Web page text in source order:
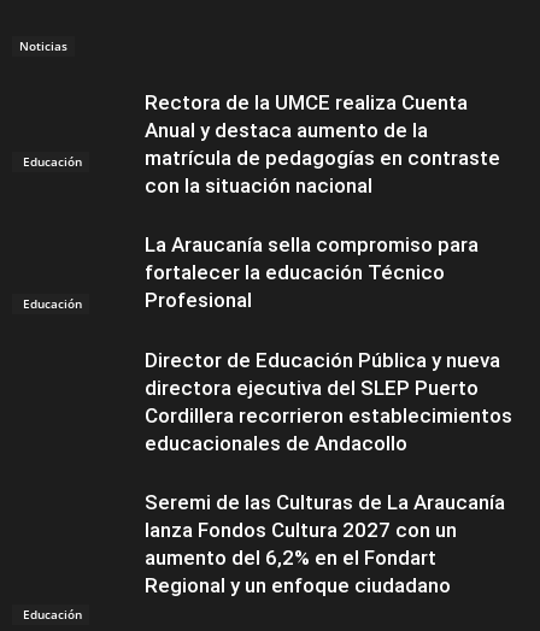
Noticias
Educación
Rectora de la UMCE realiza Cuenta
Anual y destaca aumento de la
matrícula de pedagogías en contraste
con la situación nacional
Educación
La Araucanía sella compromiso para
fortalecer la educación Técnico
Profesional
Educación
Director de Educación Pública y nueva
directora ejecutiva del SLEP Puerto
Cordillera recorrieron establecimientos
educacionales de Andacollo
Seremi de las Culturas de La Araucanía
lanza Fondos Cultura 2027 con un
aumento del 6,2% en el Fondart
Regional y un enfoque ciudadano